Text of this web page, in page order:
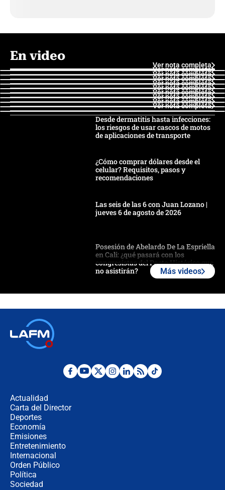
En video
Ver nota completa
Ver nota completa
Ver nota completa
Ver nota completa
Ver nota completa
Ver nota completa
Ver nota completa
Ver nota completa
Ver nota completa
Ver nota completa
Desde dermatitis hasta infecciones:
los riesgos de usar cascos de motos
de aplicaciones de transporte
¿Cómo comprar dólares desde el
celular? Requisitos, pasos y
recomendaciones
Las seis de las 6 con Juan Lozano |
jueves 6 de agosto de 2026
Posesión de Abelardo De La Espriella
en Cali: ¿qué pasará con los
congresistas del Pacto Histórico que
no asistirán?
¿Por qué De la Espriella gobernará
Más videos
Actualidad
Carta del Director
Deportes
Economía
Emisiones
Entretenimiento
Internacional
Orden Público
Política
Sociedad